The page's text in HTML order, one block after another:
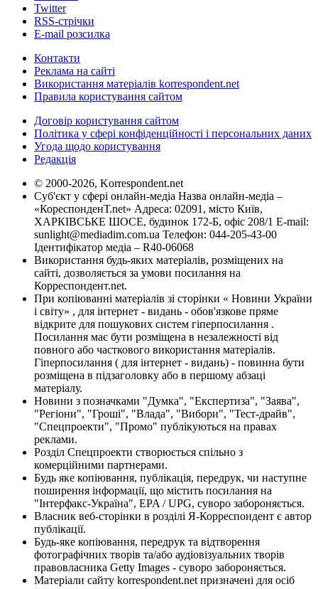
Twitter
RSS-стрічки
E-mail розсилка
Контакти
Реклама на сайті
Використання матеріалів korrespondent.net
Правила користування сайтом
Договір користування сайтом
Політика у сфері конфіденційності і персональних даних
Угода щодо користування
Редакція
© 2000-2026, Korrespondent.net
Суб'єкт у сфері онлайн-медіа Назва онлайн-медіа –
«КореспонденТ.net» Адреса: 02091, місто Київ,
ХАРКІВСЬКЕ ШОСЕ, будинок 172-Б, офіс 208/1 E-mail:
sunlight@mediadim.com.ua Телефон: 044-205-43-00
Ідентифікатор медіа – R40-06068
Використання будь-яких матеріалів, розміщених на
сайті, дозволяється за умови посилання на
Корреспондент.net.
При копіюванні матеріалів зі сторінки « Новини України
і світу» , для інтернет - видань - обов'язкове пряме
відкрите для пошукових систем гіперпосилання .
Посилання має бути розміщена в незалежності від
повного або часткового використання матеріалів.
Гіперпосилання ( для інтернет - видань) - повинна бути
розміщена в підзаголовку або в першому абзаці
матеріалу.
Новини з позначками "Думка", "Експертиза", "Заява",
"Регіони", "Гроші", "Влада", "Вибори", "Тест-драйв",
"Спецпроекти", "Промо" публікуються на правах
реклами.
Розділ Спецпроекти створюється спільно з
комерційними партнерами.
Будь яке копіювання, публікація, передрук, чи наступне
поширення інформації, що містить посилання на
"Інтерфакс-Україна", EPA / UPG, суворо забороняється.
Власник веб-сторінки в розділі Я-Корреспондент є автор
публікації.
Будь-яке копіювання, передрук та відтворення
фотографічних творів та/або аудіовізуальних творів
правовласника Getty Images - суворо забороняється.
Матеріали сайту korrespondent.net призначені для осіб